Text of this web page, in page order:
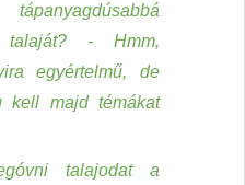
talaját? - Hmm,
egyértelmű, de
kell majd témákat
talajodat a